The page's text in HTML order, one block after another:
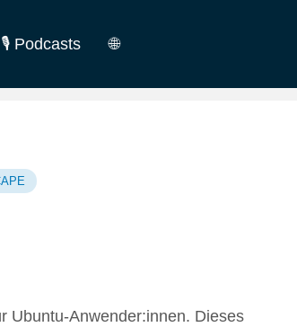
🎙️ Podcasts 🌐
Ubuntu-Anwender:innen. Dieses